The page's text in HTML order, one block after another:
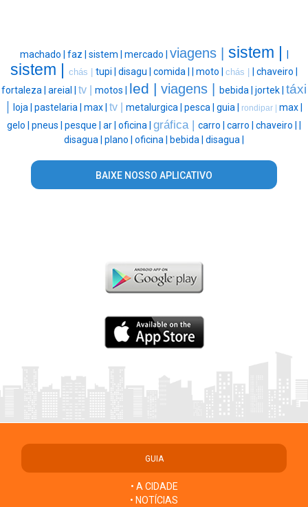
machado | faz | sistem | mercado | viagens | sistem |
sistem | chás | tupi | disagu | comida | moto | chás |
chaveiro |
fortaleza | areial | tv | motos | led | viagens | bebida | jortek | táxi
loja | pastelaria | max | tv | metalurgica | pesca | guia | rondipar | max |
gelo | pneus | pesque | ar | oficina | gráfica | carro | carro | chaveiro |
disagua | plano | oficina | bebida | disagua |
BAIXE NOSSO APLICATIVO
GUIA
• A CIDADE
• NOTÍCIAS